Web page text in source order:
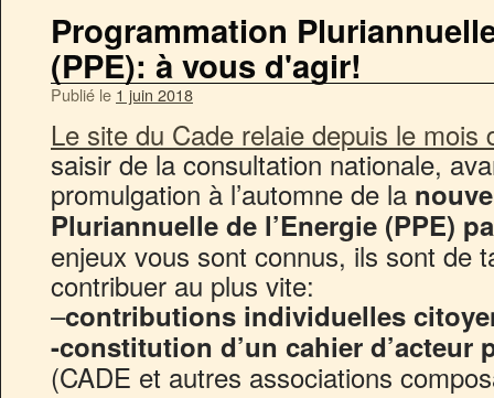
Programmation
(PPE): à vous d'agir!
Publié le 1 juin 2018
Le site du Cade relaie depuis le mois
saisir de la consultation nationale,
promulgation à l’automne de la
Pluriannuelle de l’Energie (PPE)
enjeux vous sont connus, ils sont de
contribuer au plus vite:
–contributions individuelles
-constitution d’un cahier d’acteur
(CADE et autres associations